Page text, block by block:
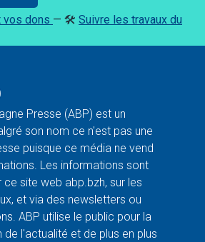
vos dons — 🛠️ Suivre les travaux du
Presse (ABP) est un
son nom ce n'est pas une
puisque ce média ne vend
Les informations sont
ce site web abp.bzh, sur les
et via des newsletters ou
ABP utilise le public pour la
de l'actualité et de plus en plus